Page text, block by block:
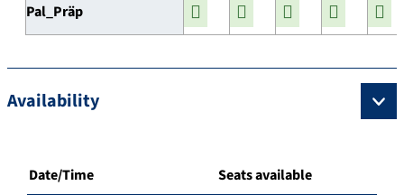
Pal_Präp
Availability
Date/Time Seats available